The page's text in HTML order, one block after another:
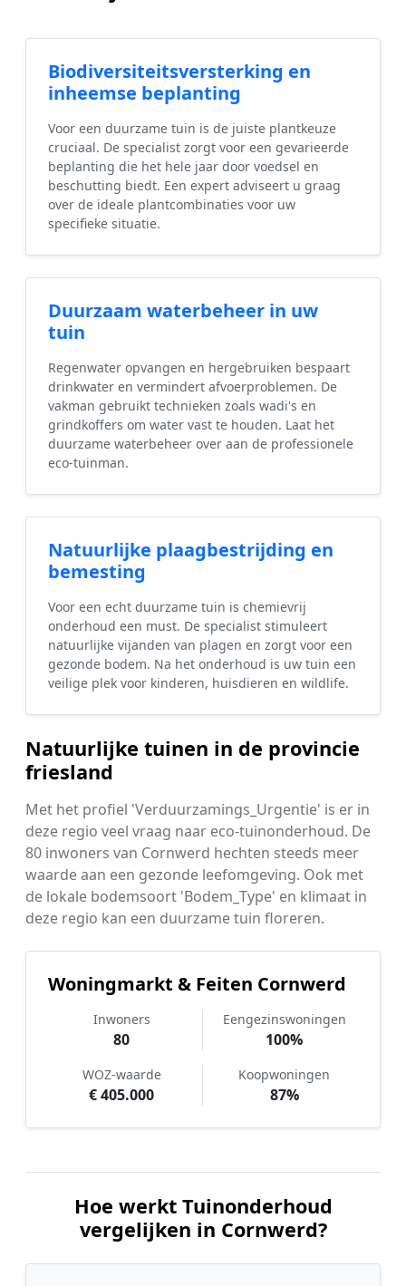
Biodiversiteitsversterking en
inheemse beplanting
Voor een duurzame tuin is de juiste plantkeuze
cruciaal. De specialist zorgt voor een gevarieerde
beplanting die het hele jaar door voedsel en
beschutting biedt. Een expert adviseert u graag
over de ideale plantcombinaties voor uw
specifieke situatie.
Duurzaam waterbeheer in uw
tuin
Regenwater opvangen en hergebruiken bespaart
drinkwater en vermindert afvoerproblemen. De
vakman gebruikt technieken zoals wadi's en
grindkoffers om water vast te houden. Laat het
duurzame waterbeheer over aan de professionele
eco-tuinman.
Natuurlijke plaagbestrijding en
bemesting
Voor een echt duurzame tuin is chemievrij
onderhoud een must. De specialist stimuleert
natuurlijke vijanden van plagen en zorgt voor een
gezonde bodem. Na het onderhoud is uw tuin een
veilige plek voor kinderen, huisdieren en wildlife.
Natuurlijke tuinen in de provincie
friesland
Met het profiel 'Verduurzamings_Urgentie' is er in
deze regio veel vraag naar eco-tuinonderhoud. De
80 inwoners van Cornwerd hechten steeds meer
waarde aan een gezonde leefomgeving. Ook met
de lokale bodemsoort 'Bodem_Type' en klimaat in
deze regio kan een duurzame tuin floreren.
Woningmarkt & Feiten Cornwerd
Inwoners
80
Eengezinswoningen
100%
WOZ-waarde
€ 405.000
Koopwoningen
87%
Hoe werkt Tuinonderhoud
vergelijken in Cornwerd?